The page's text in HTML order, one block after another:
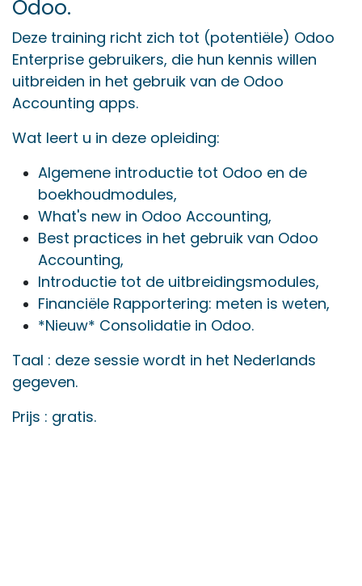
Odoo.
Deze training richt zich tot (potentiële) Odoo
Enterprise gebruikers, die hun kennis willen
uitbreiden in het gebruik van de Odoo
Accounting apps.
Wat leert u in deze opleiding:
Algemene introductie tot Odoo en de
boekhoudmodules,
What's new in Odoo Accounting,
Best practices in het gebruik van Odoo
Accounting,
Introductie tot de uitbreidingsmodules,
Financiële Rapportering: meten is weten,
*Nieuw* Consolidatie in Odoo.
Taal : deze sessie wordt in het Nederlands
gegeven.
Prijs : gratis.